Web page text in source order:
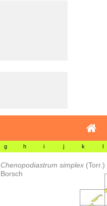
g h i j k l
Chenopodiastrum simplex
Borsch